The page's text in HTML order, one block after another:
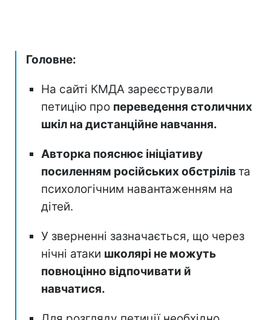
Головне:
На сайті КМДА зареєстрували
петицію про переведення столичних
шкіл на дистанційне навчання.
Авторка пояснює ініціативу
посиленням російських обстрілівта
психологічним навантаженням на
дітей.
У зверненні зазначається, що через
нічні атаки школярі не можуть
повноцінно відпочивати й
навчатися.